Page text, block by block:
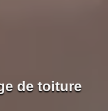
de toiture